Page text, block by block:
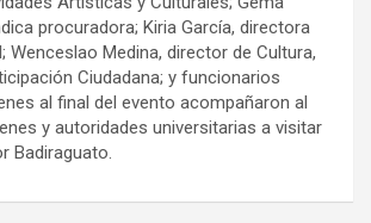
procuradora; Kiria García, directora
Wenceslao Medina, director de Cultura,
Ciudadana; y funcionarios
al final del evento acompañaron al
y autoridades universitarias a visitar
Badiraguato.